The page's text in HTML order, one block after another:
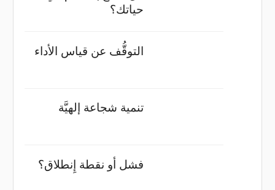
حياتك؟
التوقُّف عن قياس الأداء
تنمية شجاعة إلهيَّة
فشل أو نقطة إِنطلاق؟